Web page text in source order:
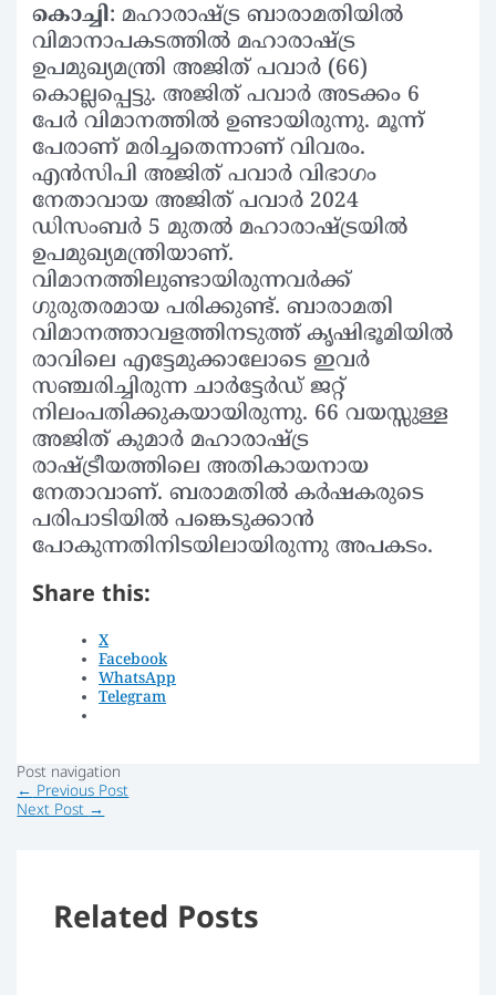
കൊച്ചി: മഹാരാഷ്ട്ര ബാരാമതിയില്‍
വിമാനാപകടത്തില്‍ മഹാരാഷ്ട്ര
ഉപമുഖ്യമന്ത്രി അജിത് പവാര്‍ (66)
കൊല്ലപ്പെട്ടു. അജിത് പവാര്‍ അടക്കം 6
പേര്‍ വിമാനത്തില്‍ ഉണ്ടായിരുന്നു. മൂന്ന്
പേരാണ് മരിച്ചതെന്നാണ് വിവരം.
എന്‍സിപി അജിത് പവാര്‍ വിഭാഗം
നേതാവായ അജിത് പവാര്‍ 2024
ഡിസംബര്‍ 5 മുതല്‍ മഹാരാഷ്ട്രയില്‍
ഉപമുഖ്യമന്ത്രിയാണ്.
വിമാനത്തിലുണ്ടായിരുന്നവര്‍ക്ക്
ഗുരുതരമായ പരിക്കുണ്ട്. ബാരാമതി
വിമാനത്താവളത്തിനടുത്ത് കൃഷിഭൂമിയില്‍
രാവിലെ എട്ടേമുക്കാലോടെ ഇവര്‍
സഞ്ചരിച്ചിരുന്ന ചാര്‍ട്ടേര്‍ഡ് ജറ്റ്
നിലംപതിക്കുകയായിരുന്നു. 66 വയസ്സുള്ള
അജിത് കുമാര്‍ മഹാരാഷ്ട്ര
രാഷ്ട്രീയത്തിലെ അതികായനായ
നേതാവാണ്. ബരാമതില്‍ കര്‍ഷകരുടെ
പരിപാടിയില്‍ പങ്കെടുക്കാന്‍
പോകുന്നതിനിടയിലായിരുന്നു അപകടം.
Share this:
X
Facebook
WhatsApp
Telegram
Post navigation
← Previous Post
Next Post →
Related Posts